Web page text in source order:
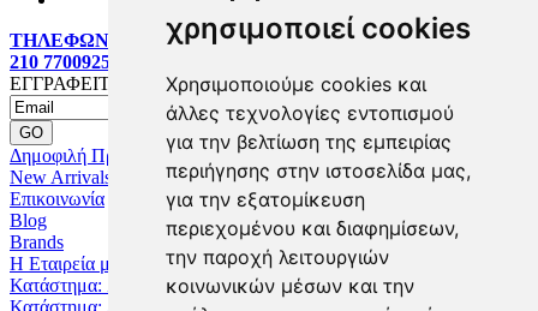
χρησιμοποιεί cookies
Χρησιμοποιούμε cookies και
άλλες τεχνολογίες εντοπισμού
για την βελτίωση της εμπειρίας
περιήγησης στην ιστοσελίδα μας,
για την εξατομίκευση
περιεχομένου και διαφημίσεων,
την παροχή λειτουργιών
κοινωνικών μέσων και την
ΤΗΛΕΦΩΝΙΚΕΣ ΠΑΡΑΓΓΕΛΙΕΣ:
210 7700925
ΕΓΓΡΑΦΕΙΤΕ MAILING LIST
Δημοφιλή Προϊόντα
New Arrivals
Επικοινωνία
Blog
Brands
Η Εταιρεία μας
Κατάστημα: Ζωγράφου